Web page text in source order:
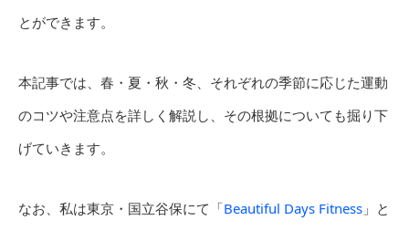
とができます。
本記事では、春・夏・秋・冬、それぞれの季節に応じた運動
のコツや注意点を詳しく解説し、その根拠についても掘り下
げていきます。
なお、私は東京・国立谷保にて「Beautiful Days Fitness 」と